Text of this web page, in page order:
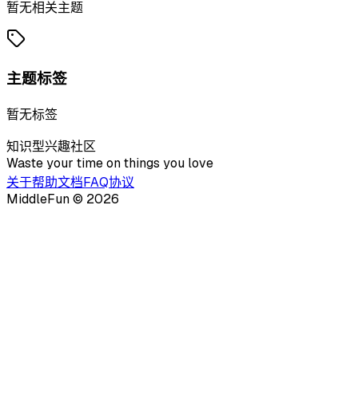
暂无相关主题
主题标签
暂无标签
知识型兴趣社区
Waste your time on things you love
关于帮助文档FAQ协议
MiddleFun © 2026